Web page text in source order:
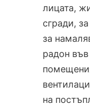
лицата,
сгради,
за
радон
на